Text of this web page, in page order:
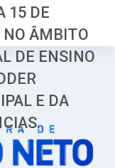
15 DE
NO ÂMBITO
DE ENSINO
E DA